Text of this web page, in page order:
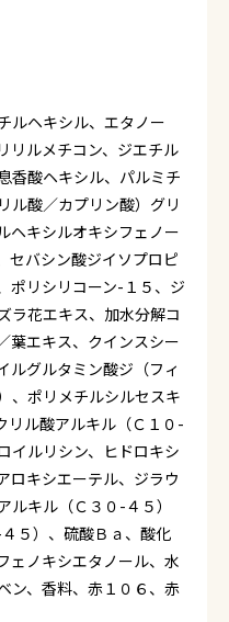
ルヘキシル、エタノー
リルメチコン、ジエチル
香酸ヘキシル、パルミチ
ル酸／カプリン酸）グリ
ヘキシルオキシフェノー
セバシン酸ジイソプロピ
ポリシリコーン-１５、ジ
ラ花エキス、加水分解コ
葉エキス、クインスシー
ルグルタミン酸ジ（フィ
、ポリメチルシルセスキ
リル酸アルキル（Ｃ１０-
イルリシン、ヒドロキシ
ロキシエーテル、ジラウ
キル（Ｃ３０-４５）
５）、硫酸Ｂａ、酸化
ェノキシエタノール、水
ン、香料、赤１０６、赤